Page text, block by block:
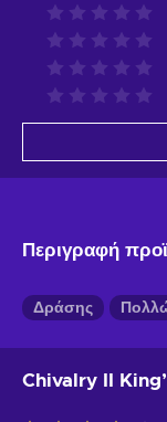
Περιγραφή
Δράσης
Chivalry II